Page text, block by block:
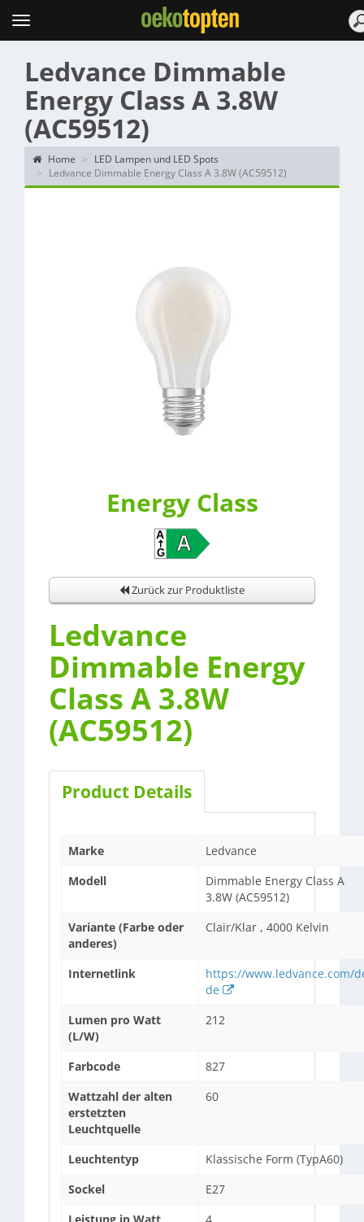
Topten
Menu
Ledvance Dimmable
Energy Class A 3.8W
(AC59512)
Home
LED Lampen und LED Spots
Ledvance Dimmable Energy Class A 3.8W (AC59512)
Energy Class
Zurück zur Produktliste
Ledvance
Dimmable Energy
Class A 3.8W
(AC59512)
Product Details
Marke
Ledvance
Modell
Dimmable Energy Class A
3.8W (AC59512)
Variante (Farbe oder
anderes)
Clair/Klar , 4000 Kelvin
Internetlink
https://www.ledvance.com/
de
Lumen pro Watt
(L/W)
212
Farbcode
827
Wattzahl der alten
erstetzten
Leuchtquelle
60
Leuchtentyp
Klassische Form (TypA60)
Sockel
E27